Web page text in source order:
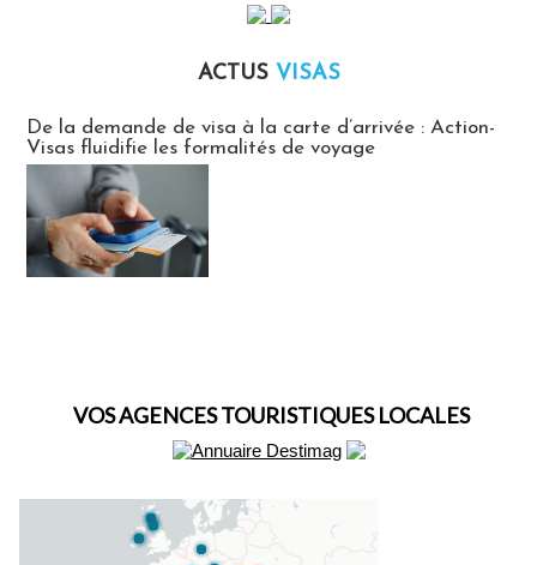
ACTUS VISAS
De la demande de visa à la carte d’arrivée : Action-
Visas fluidifie les formalités de voyage
VOS AGENCES TOURISTIQUES LOCALES